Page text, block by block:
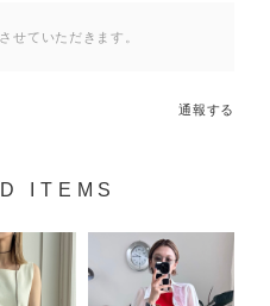
せていただきます。
通報する
ITEMS